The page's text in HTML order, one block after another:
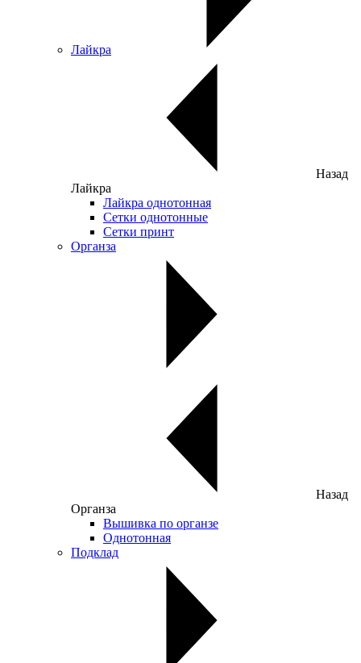
Лайкра
Назад
Лайкра
Лайкра однотонная
Сетки однотонные
Сетки принт
Органза
Назад
Органза
Вышивка по органзе
Однотонная
Подклад